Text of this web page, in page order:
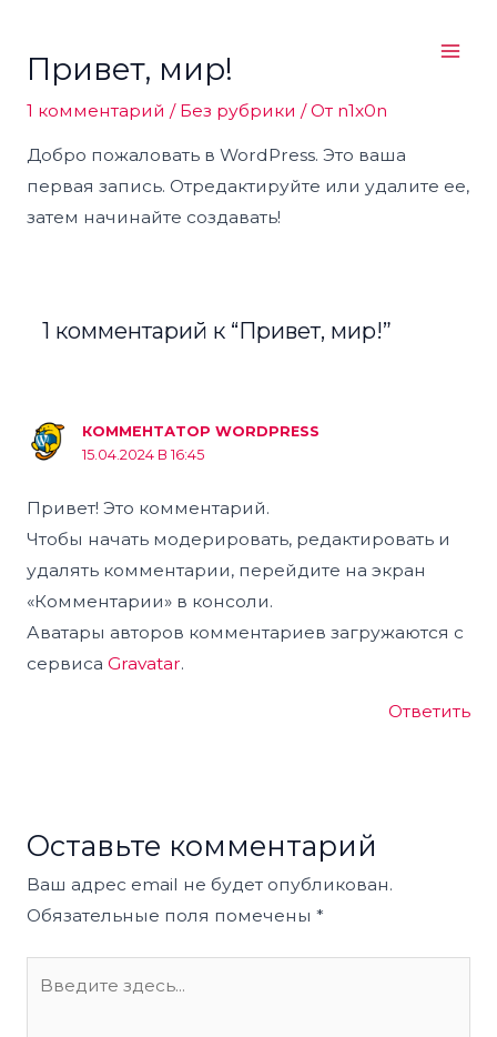
содержимому
Привет, мир!
1 комментарий / Без рубрики / От n1x0n
Добро пожаловать в WordPress. Это ваша
первая запись. Отредактируйте или удалите ее,
затем начинайте создавать!
1 комментарий к “Привет, мир!”
КОММЕНТАТОР WORDPRESS
15.04.2024 В 16:45
Привет! Это комментарий.
Чтобы начать модерировать, редактировать и
удалять комментарии, перейдите на экран
«Комментарии» в консоли.
Аватары авторов комментариев загружаются с
сервиса Gravatar.
Ответить
Оставьте комментарий
Ваш адрес email не будет опубликован.
Обязательные поля помечены *